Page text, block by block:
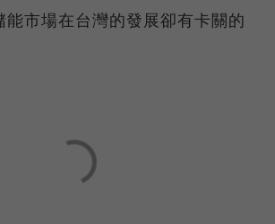
能市場在台灣的發展卻有卡關的